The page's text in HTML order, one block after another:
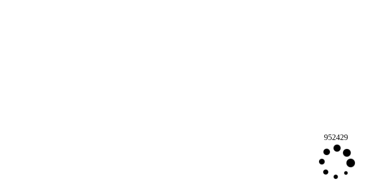
952429